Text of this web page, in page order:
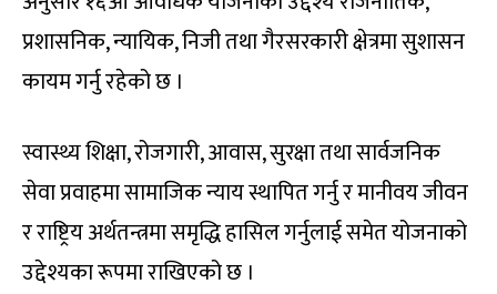
प्रशासनिक, न्यायिक, निजी तथा गैरसरकारी क्षेत्रमा सुशासन
कायम गर्नु रहेको छ ।
स्वास्थ्य शिक्षा, रोजगारी, आवास, सुरक्षा तथा सार्वजनिक
सेवा प्रवाहमा सामाजिक न्याय स्थापित गर्नु र मानीवय जीवन
र राष्ट्रिय अर्थतन्त्रमा समृद्धि हासिल गर्नुलाई समेत योजनाको
उद्देश्यका रूपमा राखिएको छ ।